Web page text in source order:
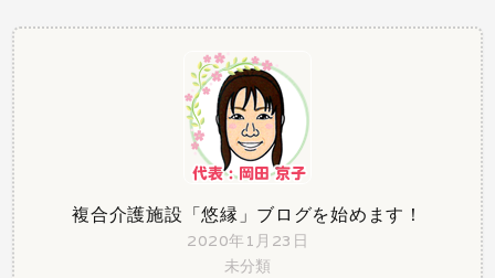
複合介護施設「悠縁」ブログを始めます！
2020年1月23日
未分類